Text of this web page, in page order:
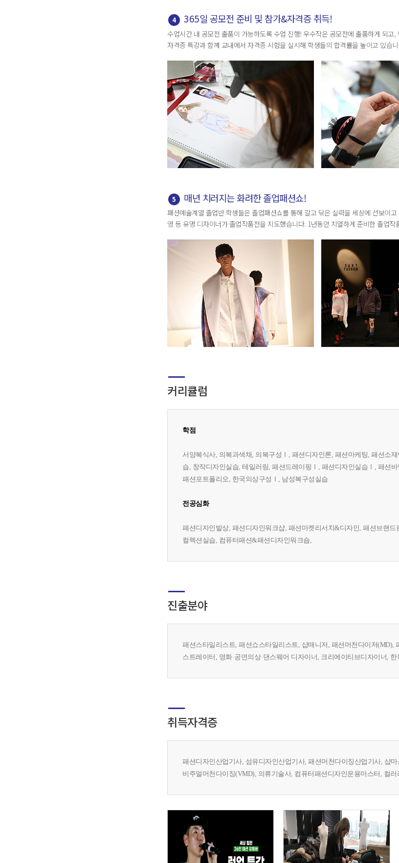
4 365일 공모전 준비 및 참가&자격증 취득!
수업시간 내 공모전 출품이 가능하도록 수업 진행! 우수작은 공모전에 출품하게 되
자격증 특강과 함께 교내에서 자격증 시험을 실시해 학생들의 합격률을 높이고 있습
5 매년 치러지는 화려한 졸업패션쇼!
패션예술계열 졸업반 학생들은 졸업패션쇼를 통해 갈고 닦은 실력을 세상에 선보이
영 등 유명 디자이너가 졸업작품전을 지도했습니다. 1년동안 치열하게 준비한 졸업
커리큘럼
학점
서양복식사, 의복과색채, 의복구성Ⅰ, 패션디자인론, 패션마케팅, 패션소
습, 창작디자인실습, 테일러링, 패션드레이핑Ⅰ, 패션디자인실습Ⅰ, 패션
패션포트폴리오, 한국의상구성Ⅰ, 남성복구성실습
전공심화
패션디자인발상, 패션디자인워크샵, 패션마켓리서치&디자인, 패션브랜
컬렉션실습, 컴퓨터패션&패션디자인워크숍,
진출분야
패션스타일리스트, 패션쇼스타일리스트, 샵매니저, 패션머천다이저
스트레이터, 영화·공연의상·댄스웨어 디자이너, 크리에이티브디자이너,
취득자격증
패션디자인산업기사, 섬유디자인산업기사, 패션머천다이징산업기사, 샵
비주얼머천다이징(VMD), 의류기술사, 컴퓨터패션디자인운용마스터, 컬러